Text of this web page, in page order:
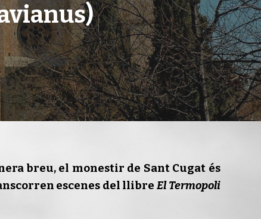
breu, el monestir de Sant Cugat és
escenes del llibre El Termopoli